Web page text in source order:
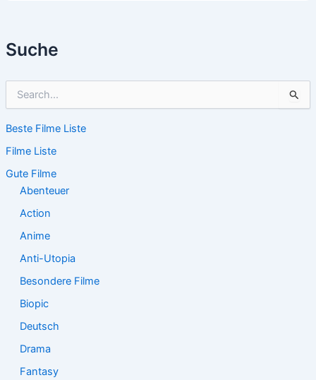
Suche
h
n
n
Beste Filme Liste
Filme Liste
Gute Filme
Abenteuer
Action
Anime
Anti-Utopia
Besondere Filme
Biopic
Deutsch
Drama
Fantasy